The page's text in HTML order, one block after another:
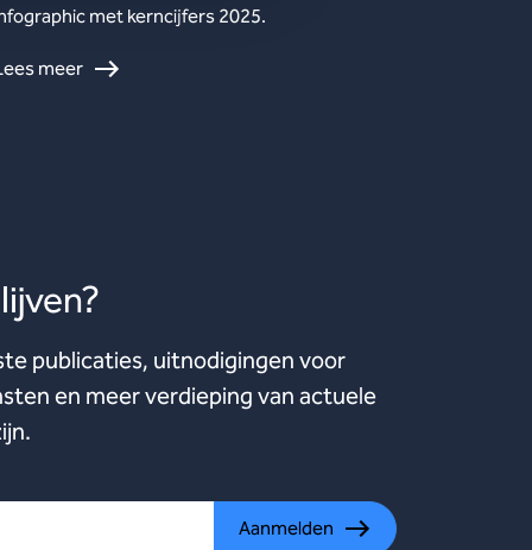
met kerncijfers 2025.
meer
publicaties, uitnodigingen voor
en meer verdieping van actuele
Aanmelden